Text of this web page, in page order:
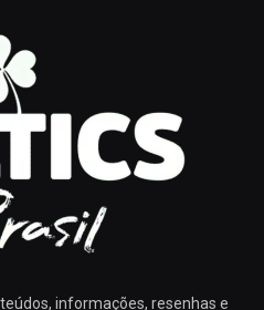
informações, resenhas e